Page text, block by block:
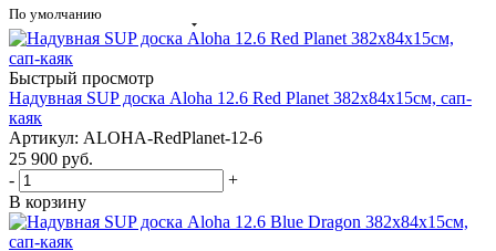
По умолчанию
Быстрый просмотр
Надувная SUP доска Aloha 12.6 Red Planet 382x84x15см, сап-
каяк
Артикул: ALOHA-RedPlanet-12-6
25 900 руб.
-
+
В корзину